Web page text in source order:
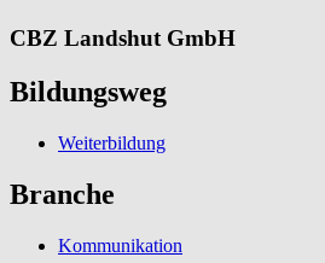
CBZ Landshut GmbH
Bildungsweg
Weiterbildung
Branche
Kommunikation